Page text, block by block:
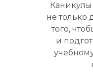
не только
того,
и